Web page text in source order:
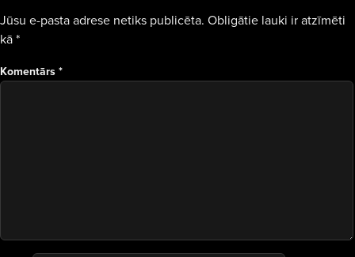
Jūsu e-pasta adrese netiks publicēta. Obligātie lauki ir atzīmēti
kā*
Komentārs *